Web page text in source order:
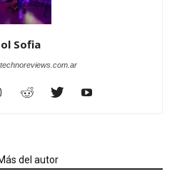
Sofia
del autor